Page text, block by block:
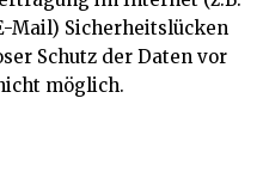
Mail) Sicherheitslücken
Schutz der Daten vor
möglich.